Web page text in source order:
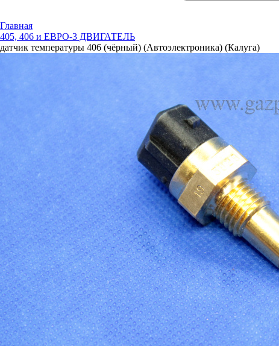
Главная
405, 406 и ЕВРО-3 ДВИГАТЕЛЬ
датчик температуры 406 (чёрный) (Автоэлектроника) (Калуга)